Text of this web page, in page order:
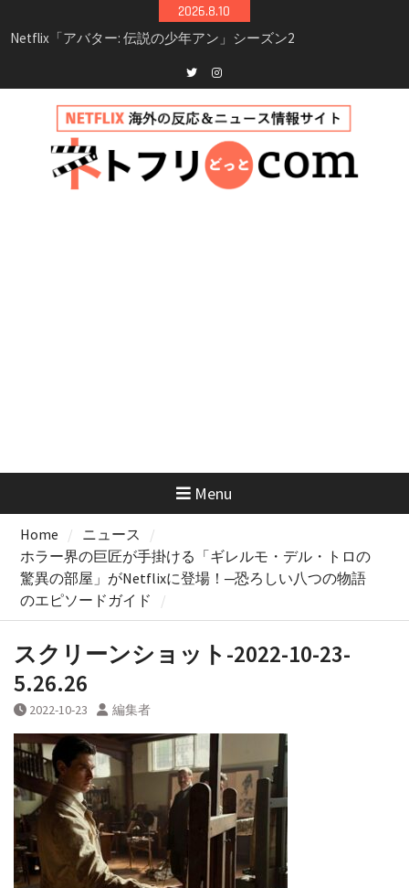
to
2026.8.10
シーズン3最新情報
Netflix映画「ボイスメールで恋をして」キャス
イッチ主演ロマコメ
新決定！2027年撮影開始へ
兄弟大騒動のコメディ映画「リトル・ブラザ
ー」がNetflixで配信！─キャスト・あらすじ・
見どころまとめ
Twitterinstagram
Menu
Home
ニュース
ホラー界の巨匠が手掛ける「ギレルモ・デル・トロの
驚異の部屋」がNetflixに登場！─恐ろしい八つの物語
のエピソードガイド
スクリーンショット-2022-10-23-
5.26.26
2022-10-23 編集者